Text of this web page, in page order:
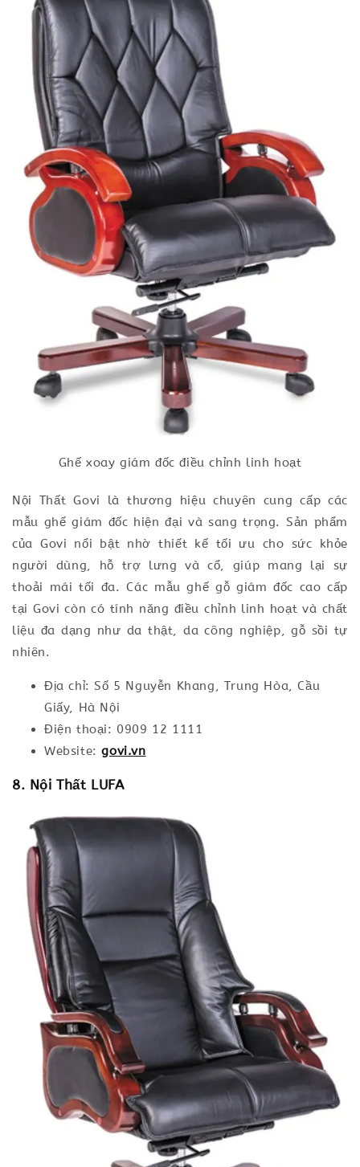
Ghế xoay giám đốc điều chỉnh linh hoạt
Nội Thất Govi là thương hiệu chuyên cung cấp các
mẫu ghế giám đốc hiện đại và sang trọng. Sản phẩm
của Govi nổi bật nhờ thiết kế tối ưu cho sức khỏe
người dùng, hỗ trợ lưng và cổ, giúp mang lại sự
thoải mái tối đa. Các mẫu ghế gỗ giám đốc cao cấp
tại Govi còn có tính năng điều chỉnh linh hoạt và chất
liệu đa dạng như da thật, da công nghiệp, gỗ sồi tự
nhiên.
Địa chỉ: Số 5 Nguyễn Khang, Trung Hòa, Cầu
Giấy, Hà Nội
Điện thoại: 0909 12 1111
Website:govi.vn
8. Nội Thất LUFA